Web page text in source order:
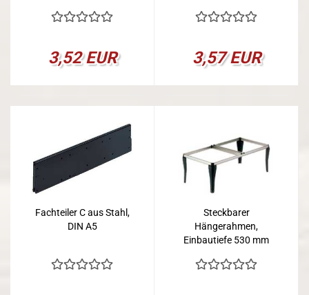
3,52 EUR 3,57 EUR
Fachteiler C aus Stahl,
DIN A5
Steckbarer
Hängerahmen,
Einbautiefe 530 mm